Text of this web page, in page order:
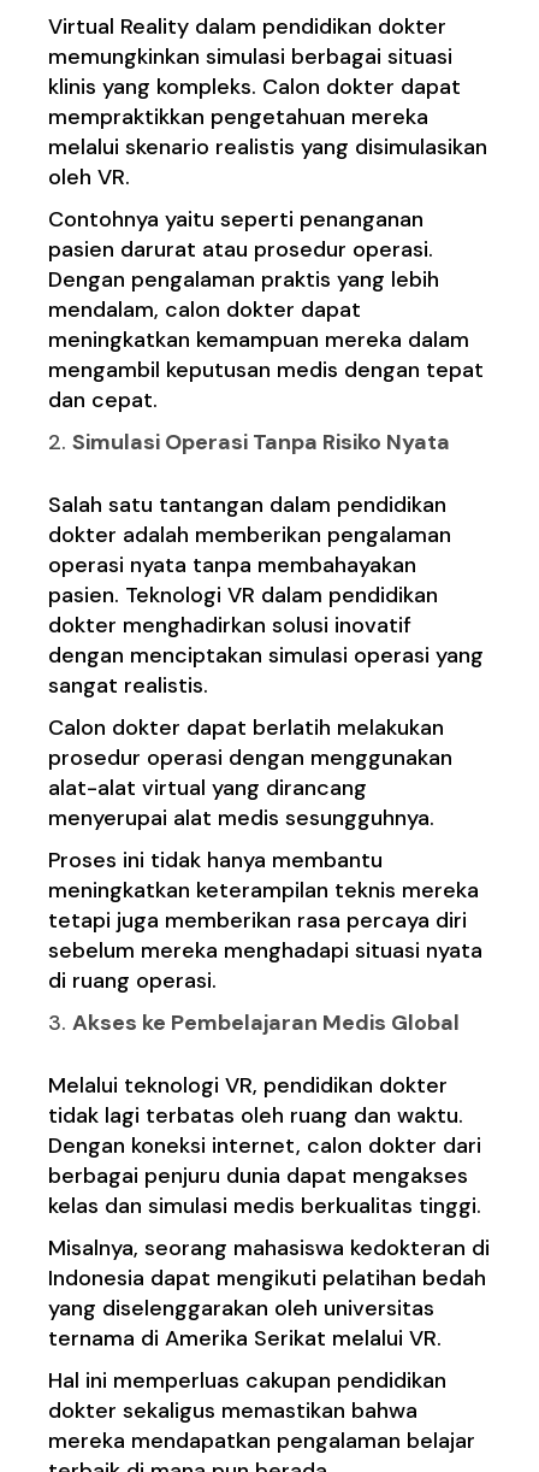
Virtual Reality dalam pendidikan dokter
memungkinkan simulasi berbagai situasi
klinis yang kompleks. Calon dokter dapat
mempraktikkan pengetahuan mereka
melalui skenario realistis yang disimulasikan
oleh VR.
Contohnya yaitu seperti penanganan
pasien darurat atau prosedur operasi.
Dengan pengalaman praktis yang lebih
mendalam, calon dokter dapat
meningkatkan kemampuan mereka dalam
mengambil keputusan medis dengan tepat
dan cepat.
Simulasi Operasi Tanpa Risiko Nyata
Salah satu tantangan dalam pendidikan
dokter adalah memberikan pengalaman
operasi nyata tanpa membahayakan
pasien. Teknologi VR dalam pendidikan
dokter menghadirkan solusi inovatif
dengan menciptakan simulasi operasi yang
sangat realistis.
Calon dokter dapat berlatih melakukan
prosedur operasi dengan menggunakan
alat-alat virtual yang dirancang
menyerupai alat medis sesungguhnya.
Proses ini tidak hanya membantu
meningkatkan keterampilan teknis mereka
tetapi juga memberikan rasa percaya diri
sebelum mereka menghadapi situasi nyata
di ruang operasi.
Akses ke Pembelajaran Medis Global
Melalui teknologi VR, pendidikan dokter
tidak lagi terbatas oleh ruang dan waktu.
Dengan koneksi internet, calon dokter dari
berbagai penjuru dunia dapat mengakses
kelas dan simulasi medis berkualitas tinggi.
Misalnya, seorang mahasiswa kedokteran di
Indonesia dapat mengikuti pelatihan bedah
yang diselenggarakan oleh universitas
ternama di Amerika Serikat melalui VR.
Hal ini memperluas cakupan pendidikan
dokter sekaligus memastikan bahwa
mereka mendapatkan pengalaman belajar